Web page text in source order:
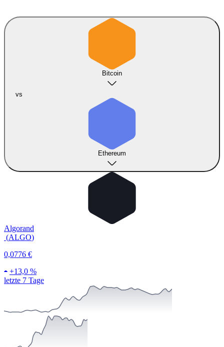
Bitcoin
vs
Ethereum
Algorand
(ALGO)
0,0776 €
+13,0 %
letzte 7 Tage